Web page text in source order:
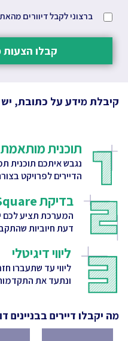
ברצוני לקבל דיוורים
קבלו הצעות
קיבלת מידע על כתובת, יש
תוכנית
הדיירים לפרויקט
בדיקת CitySquare
המערכת תציע לכם
דעת חיוביות
ליווי דיגיטלי
ליווי עד שתעברו
ונתעד את
מה יקבלו דיירים בבניינים